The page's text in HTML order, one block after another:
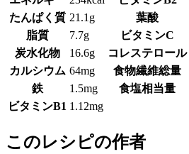
たんぱく質 21.1g 葉酸
脂質
7.7g ビタミンC
炭水化物
16.6g コレステロール
カルシウム 64mg 食物繊維総量
鉄
1.5mg 食塩相当量
ビタミンB1 1.12mg
このレシピの作者